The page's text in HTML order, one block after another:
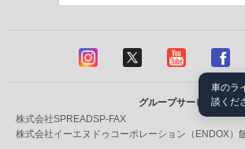
グループサービス
株式会社SPREADSP-FAX
株式会社イーエヌドゥコーポレーション（ENDOX）
車のラ
談くだ